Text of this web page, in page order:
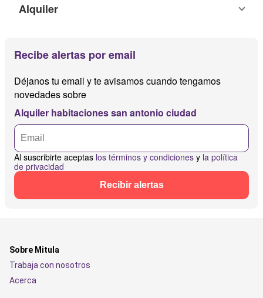
Alquiler
Recibe alertas por email
Déjanos tu email y te avisamos cuando tengamos
novedades sobre
Alquiler habitaciones san antonio ciudad
Al suscribirte aceptas los términos y condiciones y la política
de privacidad
Recibir alertas
Sobre Mitula
Trabaja con nosotros
Acerca